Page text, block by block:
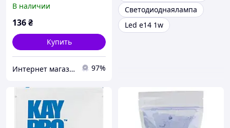
Blond 2 х 30ml (Оригинал)
В наличии
136₴
Купить
Интернет магазин arlet 97%
Светодиоднаялампа
Led e14 1w